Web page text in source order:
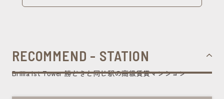
RECOMMEND - STATION
Brillia ist Tower 勝どきと同じ駅の高級賃貸マンション